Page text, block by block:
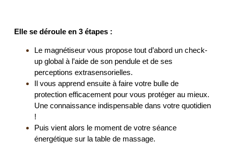
Elle se déroule en 3 étapes :
Le magnétiseur vous propose tout d’abord un check-
up global à l’aide de son pendule et de ses
perceptions extrasensorielles.
Il vous apprend ensuite à faire votre bulle de
protection efficacement pour vous protéger au mieux.
Une connaissance indispensable dans votre quotidien
!
Puis vient alors le moment de votre séance
énergétique sur la table de massage.